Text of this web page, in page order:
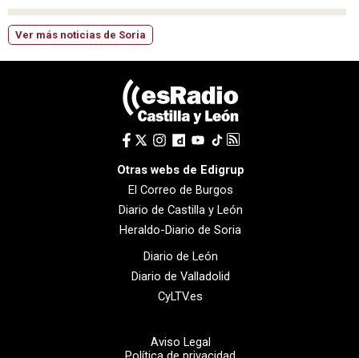
Ver más noticias de Soria
Otras webs de Edigrup
El Correo de Burgos
Diario de Castilla y León
Heraldo-Diario de Soria
Diario de León
Diario de Valladolid
CyLTV.es
Aviso Legal